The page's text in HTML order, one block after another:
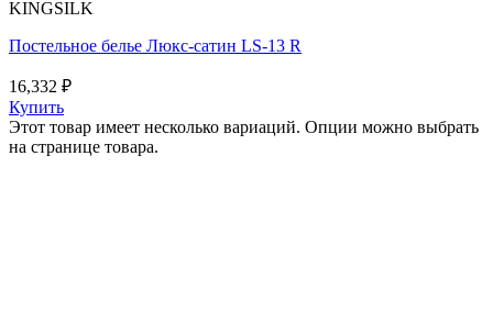
KINGSILK
Постельное белье Люкс-сатин LS-13 R
16,332 ₽
Купить
Этот товар имеет несколько вариаций. Опции можно выбрать
на странице товара.